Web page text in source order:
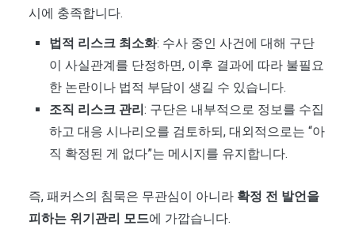
시에 충족합니다.
법적 리스크 최소화: 수사 중인 사건에 대해 구단
이 사실관계를 단정하면, 이후 결과에 따라 불필요
한 논란이나 법적 부담이 생길 수 있습니다.
조직 리스크 관리 : 구단은 내부적으로 정보를 수집
하고 대응 시나리오를 검토하되, 대외적으로는 “아
직 확정된 게 없다”는 메시지를 유지합니다.
즉, 패커스의 침묵은 무관심이 아니라 확정 전 발언을
피하는 위기관리 모드에 가깝습니다.